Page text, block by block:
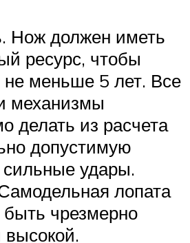
Нож должен иметь
ресурс, чтобы
не меньше 5 лет. Все
механизмы
делать из расчета
допустимую
сильные удары.
лопата
чрезмерно